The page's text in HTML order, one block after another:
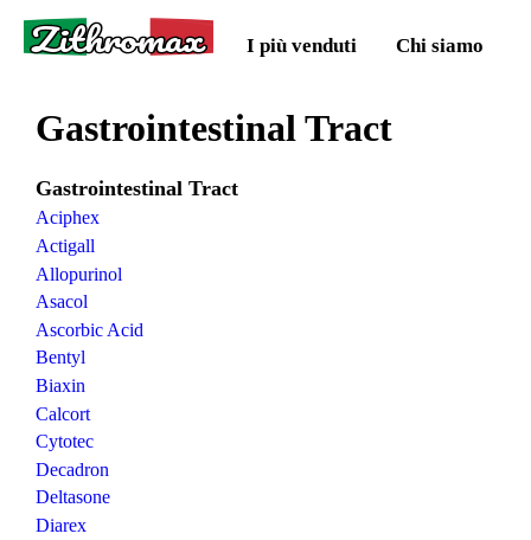
Zithromax I più venduti Chi siamo
Gastrointestinal Tract
Gastrointestinal Tract
Aciphex
Actigall
Allopurinol
Asacol
Ascorbic Acid
Bentyl
Biaxin
Calcort
Cytotec
Decadron
Deltasone
Diarex